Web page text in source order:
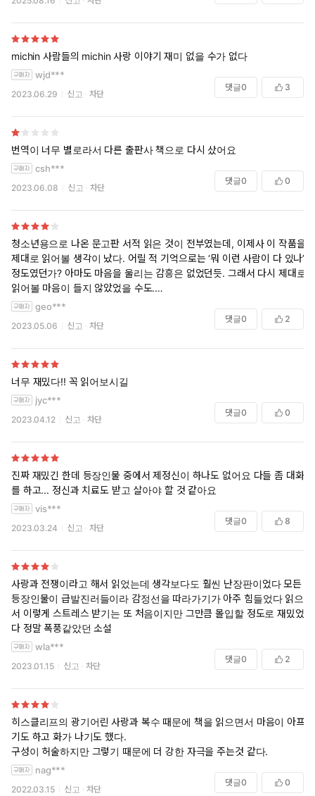
michin 사람들의 michin 사랑 이야기 재미 없을 수가 없다
wjd***
2023.06.29 신고 차단
댓글0 3
번역이 너무 별로라서 다른 출판사 책으로 다시 샀어요
csh***
2023.06.08 신고 차단
댓글0 0
청소년용으로 나온 문고판 서적 읽은 것이 전부였는데, 이제사 이 작품을
제대로 읽어볼 생각이 났다. 어릴 적 기억으로는 ‘뭐 이런 사람이 다 있나’
정도였던가? 아마도 마음을 울리는 감흥은 없었던듯. 그래서 다시 제대로
읽어볼 마음이 들지 않았었을 수도.
나이먹고 다시 읽어보니 정말 징글징글한 남녀라는 느낌. 캐서린과 히스
클리프. 자기중심적이고 이기적인 여자, 그런 여자와 동지적인 감정에서
시작해서 결국 사랑에 빠지고 마는 남자.
내 마음을 갈기갈기 찢어놓는 무심하고 증오스러운 상대를 사랑할 수밖
에 없는 자기 자신을 깨닫고나면 무슨 생각이 들까?
자신에 대한 자괴감?
만약 그렇다면, 그럼에도 불구하고 사랑할 수밖에 없는 캐서린의 이미지
는 아마도 그의 마음속에서 실재보다도 훨씬 대단하고 과장되게 신격화
되어버렸을지도 모를 일이댜.
그리고 자신이 느끼는 자괴감에 몇 배를 더한 지독한 복수심을 키워왔을
듯. 자신 스스로를 경멸하는 만큼 캐서린과 자신의 만남에 걸림돌이 된 존
사촌끼리 결혼하는 마무리가 좀 이해하기 어려운 부분은 있지만, 당시로
서는 상당한 문제작이었을 듯. 30세로 요절한 미혼 여류작가의 입장에서
가슴 설레면서 썼을 법 해서 소설 속 내용보다 자꾸만 그 장면이 상상된
다.
______________
“용서하는 것도, 그 두 눈을 보는 것도, 그리고 그 여윈 손을 만지는 것도
괴로운 일이야. 내게 다시 입을 맞춰 줘. 하지만 당신 눈은 보이지 말아
줘. 당신이 내게 한 짓은 용서하겠어. 나는 나를 죽인 사람을 사랑하는 거
야, 바로 당신을! 내가 어쩔 수 있겠어?”
폭풍의 언덕 | 에밀리 제인 브론테, 김종길 저
#폭풍의언덕 #에밀리제인브론테 #민음사 #히스클리프 #지독한사랑 #
해로운사랑 #독서 #책읽기 #북스타그램
geo***
2023.05.06 신고 차단
댓글0 2
너무 재밌다!! 꼭 읽어보시길
jyc***
2023.04.12 신고 차단
댓글0 0
진짜 재밌긴 한데 등장인물 중에서 제정신이 하나도 없어요 다들 좀 대화
를 하고... 정신과 치료도 받고 살아야 할 것 같아요
vis***
2023.03.24 신고 차단
댓글0 8
사랑과 전쟁이라고 해서 읽었는데 생각보다도 훨씬 난장판이었다 모든
등장인물이 급발진러들이라 감정선을 따라가기가 아주 힘들었다 읽으면
서 이렇게 스트레스 받기는 또 처음이지만 그만큼 몰입할 정도로 재밌었
다 정말 폭풍같았던 소설
wla***
2023.01.15 신고 차단
댓글0 2
히스클리프의 광기어린 사랑과 복수 때문에 책을 읽으면서 마음이 아프
기도 하고 화가 나기도 했다.
구성이 허술하지만 그렇기 때문에 더 강한 자극을 주는것 같다.
nag***
2022.03.15 신고 차단
댓글0 0